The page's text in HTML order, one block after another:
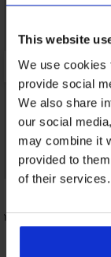
This website
We use cookies
provide social
We also share
our social
may combine it
provided to
of their services.
bez
-20%